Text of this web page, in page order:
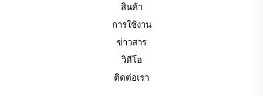
สินค้า
การใช้งาน
ข่าวสาร
วิดีโอ
ติดต่อเรา